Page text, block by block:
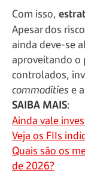
Com isso,
Apesar dos
ainda deve-se
aproveitando o
controlados,
commodities e
SAIBA MAIS:
Ainda vale
Veja os FIIs
Quais são os
de 2026?